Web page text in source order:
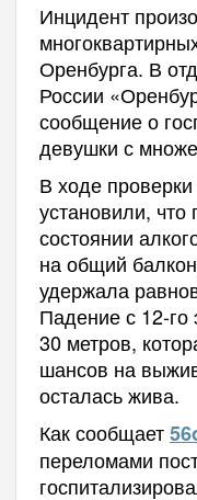
Инцидент
Оренбурга. В
России
сообщение о
девушки с
В ходе
установили,
состоянии
на общий
удержала
Падение с 12-
30 метров,
шансов на
осталась жива.
Как сообщает
переломами